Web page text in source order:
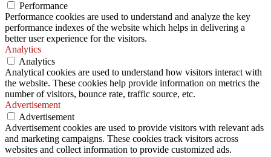
Performance
Performance cookies are used to understand and analyze the key
performance indexes of the website which helps in delivering a
better user experience for the visitors.
Analytics
Analytics
Analytical cookies are used to understand how visitors interact with
the website. These cookies help provide information on metrics the
number of visitors, bounce rate, traffic source, etc.
Advertisement
Advertisement
Advertisement cookies are used to provide visitors with relevant ads
and marketing campaigns. These cookies track visitors across
websites and collect information to provide customized ads.